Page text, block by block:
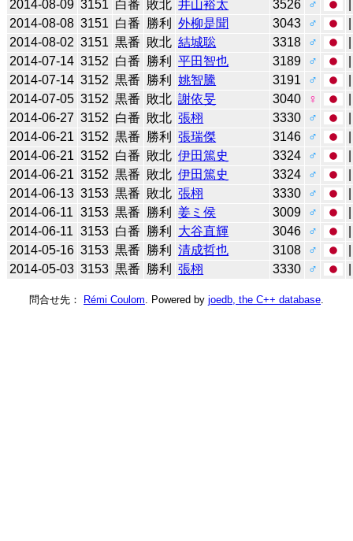
2014-08-09 3151 白番 敗北 井山裕太 3526 ♂
2014-08-08 3151 白番 勝利 外柳是聞 3043 ♂
2014-08-02 3151 黒番 敗北 結城聡 3318 ♂
2014-07-14 3152 白番 勝利 平田智也 3189 ♂
2014-07-14 3152 黒番 勝利 姚智騰 3191 ♂
2014-07-05 3152 黒番 敗北 謝依旻 3040 ♀
2014-06-27 3152 白番 敗北 張栩 3330 ♂
2014-06-21 3152 黒番 勝利 張瑞傑 3146 ♂
2014-06-21 3152 白番 敗北 伊田篤史 3324 ♂
2014-06-21 3152 黒番 敗北 伊田篤史 3324 ♂
2014-06-13 3153 黒番 敗北 張栩 3330 ♂
2014-06-11 3153 黒番 勝利 姜ミ侯 3009 ♂
2014-06-11 3153 白番 勝利 大谷直輝 3046 ♂
2014-05-16 3153 黒番 勝利 清成哲也 3108 ♂
2014-05-03 3153 黒番 勝利 張栩 3330 ♂
問合せ先： Rémi Coulom . Powered by joedb, the C++ database